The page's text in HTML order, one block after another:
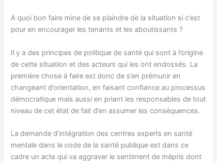
A quoi bon faire mine de se plaindre de la situation si c’est
pour en encourager les tenants et les aboutissants ?
Il y a des principes de politique de santé qui sont à l’origine
de cette situation et des acteurs qui les ont endossés. La
première chose à faire est donc de s’en prémunir en
changeant d’orientation, en faisant confiance au processus
démocratique mais aussi en priant les responsables de tout
niveau de cet état de fait d’en assumer les conséquences.
La demande d’intégration des centres experts en santé
mentale dans le code de la santé publique est dans ce
cadre un acte qui va aggraver le sentiment de mépris dont